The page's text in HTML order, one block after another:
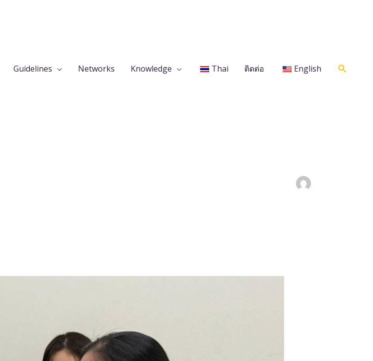
Guidelines Networks Knowledge Thai ติดต่อ English Search